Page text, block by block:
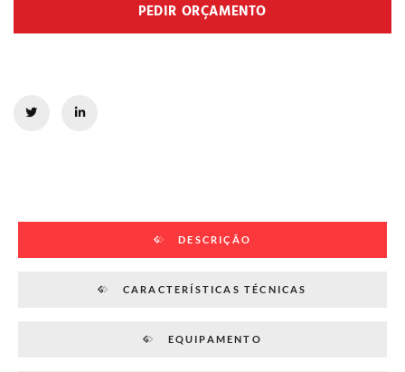
PEDIR ORÇAMENTO
DESCRIÇÃO
CARACTERÍSTICAS TÉCNICAS
EQUIPAMENTO